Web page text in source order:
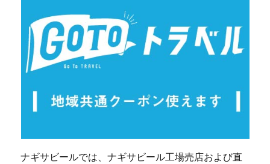
タ
ウ
ト」
発
し
ナギサビールでは、ナギサビール工場売店および直